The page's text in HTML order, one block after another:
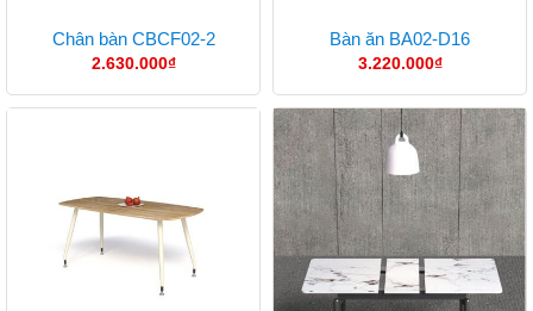
Chân bàn CBCF02-2
2.630.000₫
Bàn ăn BA02-D16
3.220.000₫